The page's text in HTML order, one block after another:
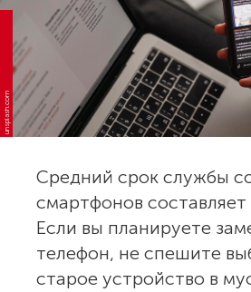
unsplash.com
Средний срок службы
смартфонов составляет
Если вы планируете
телефон, не спешите
старое устройство в